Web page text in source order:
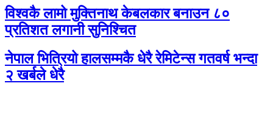
विश्वकै लामो मुक्तिनाथ केबलकार बनाउन ८०
प्रतिशत लगानी सुनिश्चित
नेपाल भित्रियो हालसम्मकै धेरै रेमिटेन्स गतवर्ष भन्दा
२ खर्बले धेरै